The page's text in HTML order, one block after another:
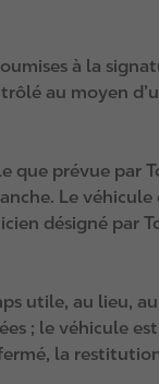
à la
au moyen
que prévue par
Le véhicule
désigné par
utile, au lieu,
; le véhicule
la